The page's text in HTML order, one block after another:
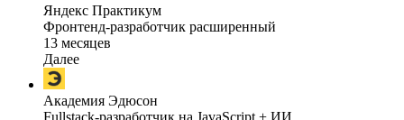
Яндекс Практикум
Фронтенд-разработчик расширенный
13 месяцев
Далее
Академия Эдюсон
Fullstack-разработчик на JavaScript + ИИ